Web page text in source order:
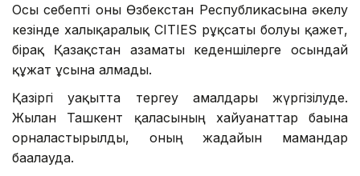
Осы себепті оны Өзбекстан Республикасына әкелу
кезінде халықаралық CITIES рұқсаты болуы қажет,
бірақ Қазақстан азаматы кеденшілерге осындай
құжат ұсына алмады.
Қазіргі уақытта тергеу амалдары жүргізілуде.
Жылан Ташкент қаласының хайуанаттар бағына
орналастырылды, оның жағдайын мамандар
бағалауда.